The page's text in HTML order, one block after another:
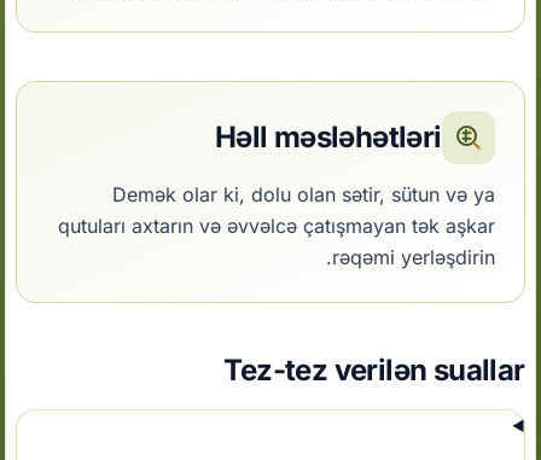
Həll məsləhətləri
Demək olar ki, dolu olan sətir, sütun və ya
qutuları axtarın və əvvəlcə çatışmayan tək aşkar
rəqəmi yerləşdirin.
Tez-tez verilən suallar